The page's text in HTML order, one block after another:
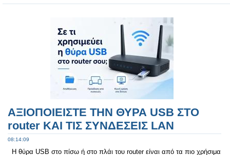
ΑΞΙΟΠΟΙΕΙΣΤΕ ΤΗΝ ΘΥΡΑ USB ΣΤΟ
router ΚΑΙ ΤΙΣ ΣΥΝΔΕΣΕΙΣ LAN
08:14:09
Η θύρα USB στο πίσω ή στο πλάι του router είναι από τα πιο χρήσιμα